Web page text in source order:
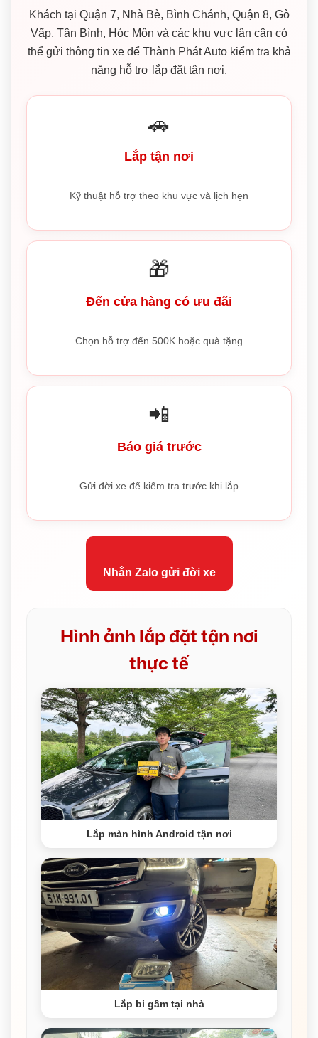
Khách tại Quận 7, Nhà Bè, Bình Chánh, Quận 8, Gò
Vấp, Tân Bình, Hóc Môn và các khu vực lân cận có
thể gửi thông tin xe để Thành Phát Auto kiểm tra khả
năng hỗ trợ lắp đặt tận nơi.
🚗
Lắp tận nơi
Kỹ thuật hỗ trợ theo khu vực và lịch hẹn
🎁
Đến cửa hàng có ưu đãi
Chọn hỗ trợ đến 500K hoặc quà tặng
📲
Báo giá trước
Gửi đời xe để kiểm tra trước khi lắp
Nhắn Zalo gửi đời xe
Hình ảnh lắp đặt tận nơi
thực tế
Lắp màn hình Android tận nơi
Lắp bi gầm tại nhà